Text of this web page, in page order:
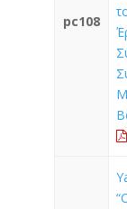
pc108